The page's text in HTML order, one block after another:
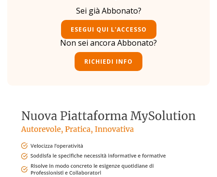
Sei già Abbonato?
ESEGUI QUI L'ACCESSO
Non sei ancora Abbonato?
RICHIEDI INFO